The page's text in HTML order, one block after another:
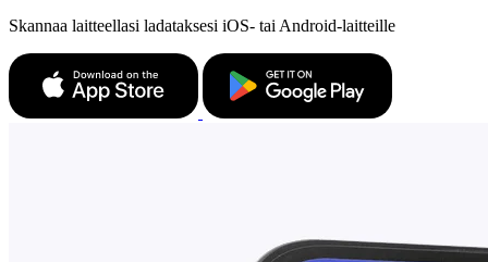
Skannaa laitteellasi ladataksesi iOS- tai Android-laitteille